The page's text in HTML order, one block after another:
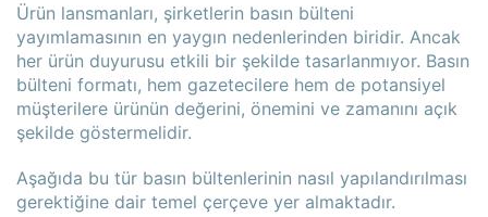
Ürün lansmanları, şirketlerin basın bülteni
yayımlamasının en yaygın nedenlerinden biridir. Ancak
her ürün duyurusu etkili bir şekilde tasarlanmıyor. Basın
bülteni formatı, hem gazetecilere hem de potansiyel
müşterilere ürünün değerini, önemini ve zamanını açık
şekilde göstermelidir.
Aşağıda bu tür basın bültenlerinin nasıl yapılandırılması
gerektiğine dair temel çerçeve yer almaktadır.